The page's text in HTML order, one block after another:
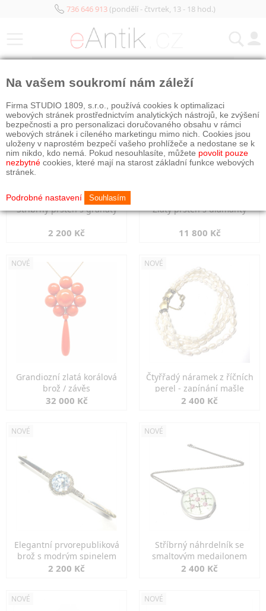
736 646 913(pondělí - čtvrtek, 13 - 18 hod.)
Stříbrný prsten s granáty
2 200 Kč
Zlatý prsten s diamanty
11 800 Kč
NOVÉ
Grandiozní zlatá korálová
brož / závěs
32 000 Kč
NOVÉ
Čtyřřadý náramek z říčních
perel - zapínání mašle
2 400 Kč
NOVÉ
Elegantní prvorepubliková
brož s modrým spinelem
2 200 Kč
NOVÉ
Stříbrný náhrdelník se
smaltovým medailonem
2 400 Kč
NOVÉ NOVÉ
Na vašem soukromí nám záleží
Firma STUDIO 1809, s.r.o., používá cookies k optimalizaci
webových stránek prostřednictvím analytických nástrojů, ke zvýšení
bezpečnosti a pro personalizaci doručovaného obsahu v rámci
webových stránek i cíleného marketingu mimo nich. Cookies jsou
uloženy v naprostém bezpečí vašeho prohlížeče a nedostane se k
nim nikdo, kdo nemá. Pokud nesouhlasíte, můžete povolit pouze
nezbytné cookies, které mají na starost základní funkce webových
stránek.
Podrobné nastavení Souhlasím